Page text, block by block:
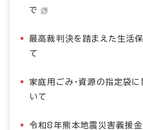
で
最高裁判決を踏まえた生活
て
家庭用ごみ・資源の指定袋
いて
令和8年熊本地震災害義援